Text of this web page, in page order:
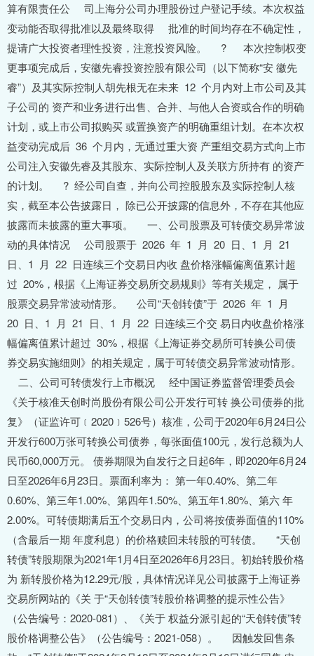
算有限责任公 司上海分公司办理股份过户登记手续。本次权益
变动能否取得批准以及最终取得 批准的时间均存在不确定性，
提请广大投资者理性投资，注意投资风险。 ? 本次控制权变
更事项完成后，安徽先睿投资控股有限公司（以下简称“安 徽先
睿”）及其实际控制人胡先根无在未来 12 个月内对上市公司及其
子公司的 资产和业务进行出售、合并、与他人合资或合作的明确
计划，或上市公司拟购买 或置换资产的明确重组计划。在本次权
益变动完成后 36 个月内，无通过重大资 产重组交易方式向上市
公司注入安徽先睿及其股东、实际控制人及关联方所持有 的资产
的计划。 ? 经公司自查，并向公司控股股东及实际控制人核
实，截至本公告披露日， 除已公开披露的信息外，不存在其他应
披露而未披露的重大事项。 一、公司股票及可转债交易异常波
动的具体情况 公司股票于 2026 年 1 月 20 日、1 月 21
日、1 月 22 日连续三个交易日内收 盘价格涨幅偏离值累计超
过 20%，根据《上海证券交易所交易规则》等有关规定， 属于
股票交易异常波动情形。 公司“天创转债”于 2026 年 1 月
20 日、1 月 21 日、1 月 22 日连续三个交 易日内收盘价格涨
幅偏离值累计超过 30%，根据《上海证券交易所可转换公司债
券交易实施细则》的相关规定，属于可转债交易异常波动情形。
二、公司可转债发行上市概况 经中国证券监督管理委员会
《关于核准天创时尚股份有限公司公开发行可转 换公司债券的批
复》（证监许可﹝2020﹞526号）核准，公司于2020年6月24日公
开发行600万张可转换公司债券，每张面值100元，发行总额为人
民币60,000万元。 债券期限为自发行之日起6年，即2020年6月24
日至2026年6月23日。票面利率为： 第一年0.40%、第二年
0.60%、第三年1.00%、第四年1.50%、第五年1.80%、第六 年
2.00%。可转债期满后五个交易日内，公司将按债券面值的110%
（含最后一期 年度利息）的价格赎回未转股的可转债。 “天创
转债”转股期限为2021年1月4日至2026年6月23日。初始转股价格
为 新转股价格为12.29元/股，具体情况详见公司披露于上海证券
交易所网站的《关 于“天创转债”转股价格调整的提示性公告》
（公告编号：2020-081）、《关于 权益分派引起的“天创转债”转
股价格调整公告》（公告编号：2021-058）。 因触发回售条